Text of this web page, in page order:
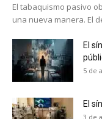
El tabaquismo pasivo
una nueva manera. El
El
5 de
El
3 de